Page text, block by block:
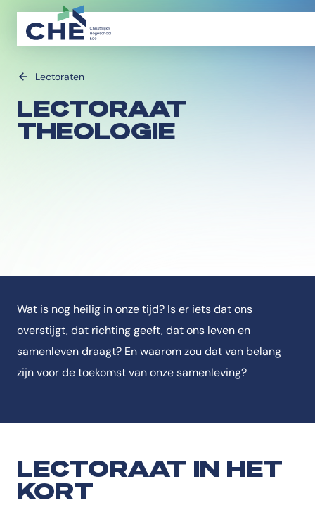
Lectoraten
LECTORAAT
THEOLOGIE
Wat is nog heilig in onze tijd? Is er iets dat ons
overstijgt, dat richting geeft, dat ons leven en
samenleven draagt? En waarom zou dat van belang
zijn voor de toekomst van onze samenleving?
LECTORAAT IN HET
KORT